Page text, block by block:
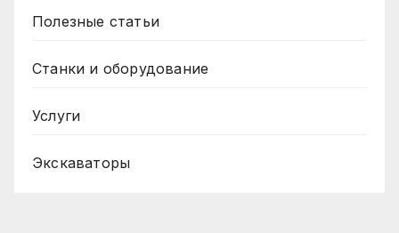
Полезные статьи
Станки и оборудование
Услуги
Экскаваторы